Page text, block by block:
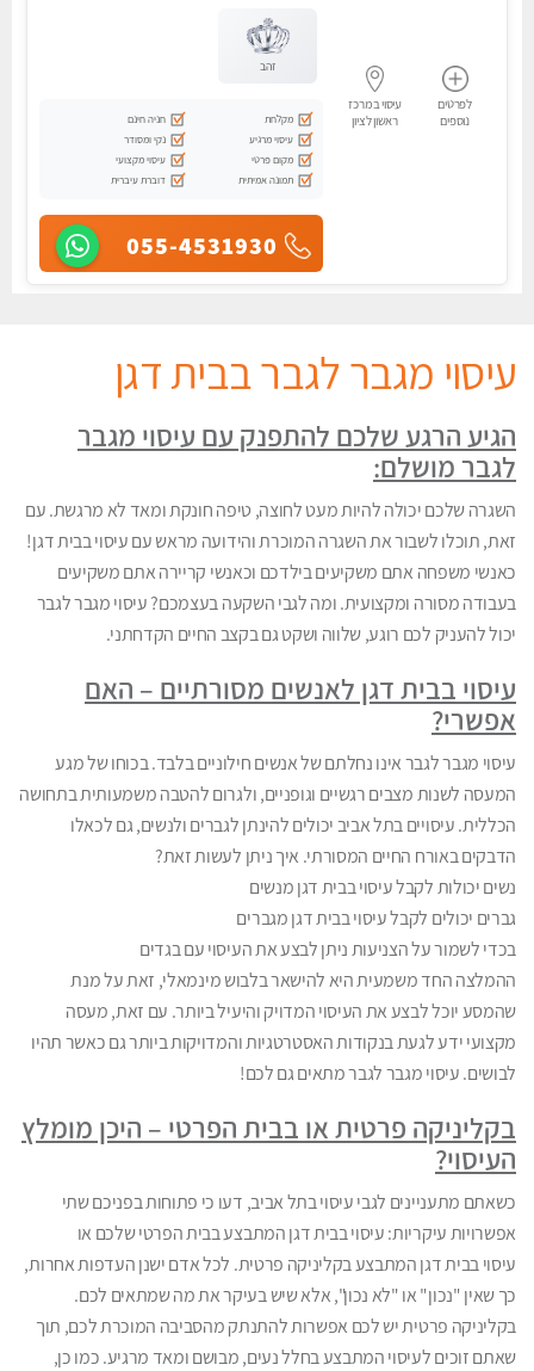
לפרטים
נוספים
עיסוי במרכז
ראשון לציון
זהב
מקלחת
חניה חינם
עיסוי מרגיע
נקי ומסודר
מקום פרטי
עיסוי מקצועי
תמונה אמיתית
דוברת עיברית
055-4531930
עיסוי מגבר לגבר בבית דגן
הגיע הרגע שלכם להתפנק עם עיסוי מגבר
לגבר מושלם:
השגרה שלכם יכולה להיות מעט לחוצה, טיפה חונקת ומאד לא מרגשת. עם
זאת, תוכלו לשבור את השגרה המוכרת והידועה מראש עם עיסוי בבית דגן!
כאנשי משפחה אתם משקיעים בילדכם וכאנשי קריירה אתם משקיעים
בעבודה מסורה ומקצועית. ומה לגבי השקעה בעצמכם? עיסוי מגבר לגבר
יכול להעניק לכם רוגע, שלווה ושקט גם בקצב החיים הקדחתני.
עיסוי בבית דגן לאנשים מסורתיים – האם
אפשרי?
עיסוי מגבר לגבר אינו נחלתם של אנשים חילוניים בלבד. בכוחו של מגע
המעסה לשנות מצבים רגשיים וגופניים, ולגרום להטבה משמעותית בתחושה
הכללית. עיסויים בתל אביב יכולים להינתן לגברים ולנשים, גם לכאלו
הדבקים באורח החיים המסורתי. איך ניתן לעשות זאת?
נשים יכולות לקבל עיסוי בבית דגן מנשים
גברים יכולים לקבל עיסוי בבית דגן מגברים
בכדי לשמור על הצניעות ניתן לבצע את העיסוי עם בגדים
ההמלצה החד משמעית היא להישאר בלבוש מינמאלי, זאת על מנת
שהמסע יוכל לבצע את העיסוי המדויק והיעיל ביותר. עם זאת, מעסה
מקצועי ידע לגעת בנקודות האסטרטגיות והמדויקות ביותר גם כאשר תהיו
לבושים. עיסוי מגבר לגבר מתאים גם לכם!
בקליניקה פרטית או בבית הפרטי – היכן מומלץ
העיסוי?
כשאתם מתעניינים לגבי עיסוי בתל אביב, דעו כי פתוחות בפניכם שתי
אפשרויות עיקריות: עיסוי בבית דגן המתבצע בבית הפרטי שלכם או
עיסוי בבית דגן המתבצע בקליניקה פרטית. לכל אדם ישנן העדפות אחרות,
כך שאין "נכון" או "לא נכון", אלא שיש בעיקר את מה שמתאים לכם.
בקליניקה פרטית יש לכם אפשרות להתנתק מהסביבה המוכרת לכם, תוך
שאתם זוכים לעיסוי המתבצע בחלל נעים, מבושם ומאד מרגיע. כמו כן,